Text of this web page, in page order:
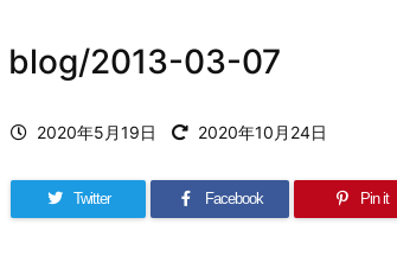
blog/2013-03-07
2020年5月19日 2020年10月24日
Twitter Facebook Pin it